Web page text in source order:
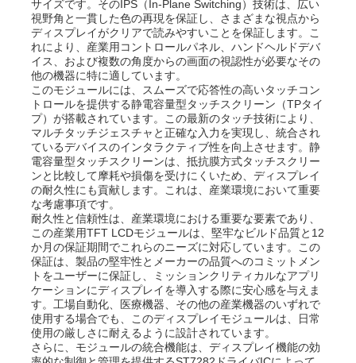
ホーム
製品
サイズです。そのIPS（In-Plane Switching）技術は、広い
視野角と一貫した色の再現を保証し、さまざまな視点から
ディスプレイがクリアで読みやすいことを保証します。こ
れにより、産業用コントロールパネル、ハンドヘルドデバ
イス、および複数の角度からの画面の視認性が必要なその
他の機器に特に適しています。
このモジュールには、スムーズで応答性の高いタッチコン
トロールを提供する静電容量型タッチスクリーン（TPタイ
プ）が搭載されています。この最新のタッチ技術により、
マルチタッチジェスチャと正確な入力を実現し、統合され
ているデバイスのインタラクティブ性を向上させます。静
電容量型タッチスクリーンは、抵抗膜方式タッチスクリー
ンと比較して摩耗や損傷を受けにくいため、ディスプレイ
の耐久性にも貢献します。これは、産業環境において重要
な考慮事項です。
耐久性と信頼性は、産業環境における重要な要素であり、
この産業用TFT LCDモジュールは、堅牢なビルド品質と12
か月の保証期間でこれらのニーズに対応しています。この
保証は、製品の堅牢性とメーカーの品質へのコミットメン
トをユーザーに保証し、ミッションクリティカルなアプリ
ケーションにディスプレイを導入する際に安心感を与えま
す。工場自動化、医療機器、その他の産業機器のいずれで
使用する場合でも、このディスプレイモジュールは、日常
使用の厳しさに耐えるように設計されています。
さらに、モジュールの統合機能は、ディスプレイ機能の効